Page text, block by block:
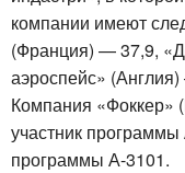
компании имеют
(Франция) — 37,9,
аэроспейс»
Компания
участник
программы А-3101.